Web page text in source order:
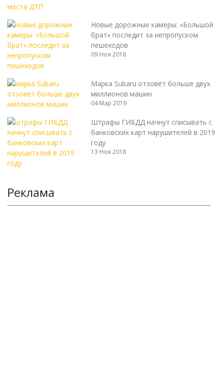
Новые дорожные камеры: «Большой
брат» последит за непропуском
пешеходов
09 Ноя 2018
Марка Subaru отзовёт больше двух
миллионов машин
04 Мар 2019
Штрафы ГИБДД начнут списывать с
банковских карт нарушителей в 2019
году
13 Ноя 2018
Реклама